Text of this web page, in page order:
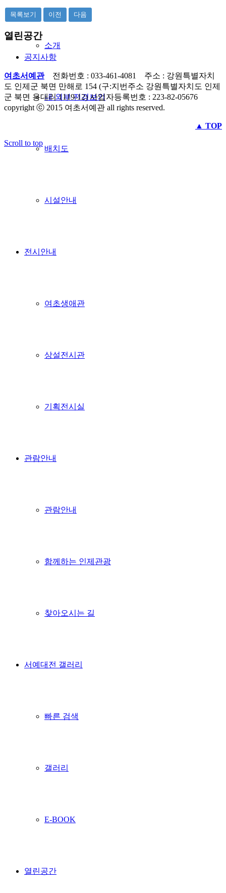
소개
내·외부 전경보기
배치도
시설안내
전시안내
여초생애관
상설전시관
기획전시실
관람안내
관람안내
함께하는 인제관광
찾아오시는 길
서예대전 갤러리
빠른 검색
갤러리
E-BOOK
열린공간
목록보기 이전 다음
열린공간
공지사항
여초서예관전화번호 : 033-461-4081 주소 : 강원특별자치
도 인제군 북면 만해로 154 (구:지번주소 강원특별자치도 인제
군 북면 용대리 1119-12) 사업자등록번호 : 223-82-05676
copyright ⓒ 2015 여초서예관 all rights reserved.
▲ TOP
Scroll to top